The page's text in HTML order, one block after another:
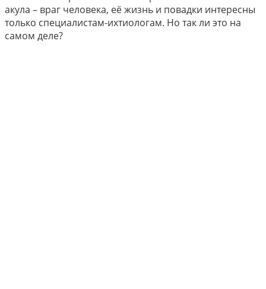
акула – враг человека, её жизнь и повадки интересны
только специалистам-ихтиологам. Но так ли это на
самом деле?